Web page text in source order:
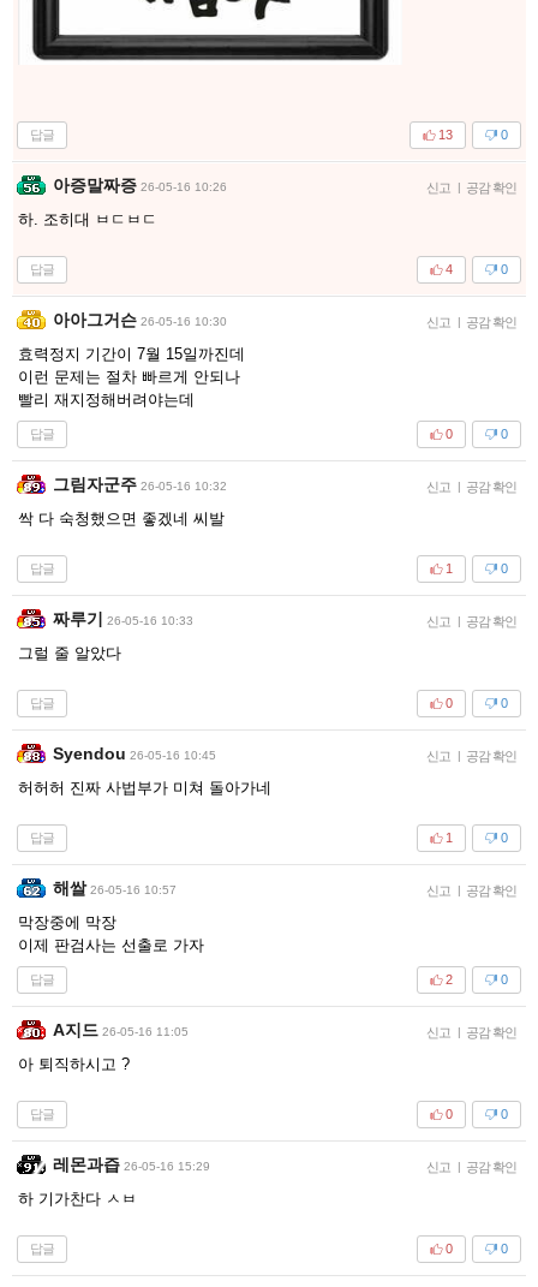
답글 0
13
아증말짜증 26-05-16 10:26 신고 | 공감 확인
하. 조히대 ㅂㄷㅂㄷ
답글 0
4
아아그거슨 26-05-16 10:30 신고 | 공감 확인
효력정지 기간이 7월 15일까진데
이런 문제는 절차 빠르게 안되나
빨리 재지정해버려야는데
답글 0
0
그림자군주 26-05-16 10:32 신고 | 공감 확인
싹 다 숙청했으면 좋겠네 씨발
답글 0
1
짜루기 26-05-16 10:33 신고 | 공감 확인
그럴 줄 알았다
답글 0
0
Syendou 26-05-16 10:45 신고 | 공감 확인
허허허 진짜 사법부가 미쳐 돌아가네
답글 0
1
해쌀 26-05-16 10:57 신고 | 공감 확인
막장중에 막장
이제 판검사는 선출로 가자
답글 0
2
A지드 26-05-16 11:05 신고 | 공감 확인
아 퇴직하시고 ?
답글 0
0
레몬과즙 26-05-16 15:29 신고 | 공감 확인
하 기가찬다 ㅅㅂ
답글 0
0